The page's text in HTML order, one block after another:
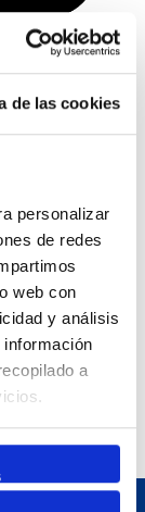
de las cookies
personalizar
de redes
web con
y análisis
a
Costa